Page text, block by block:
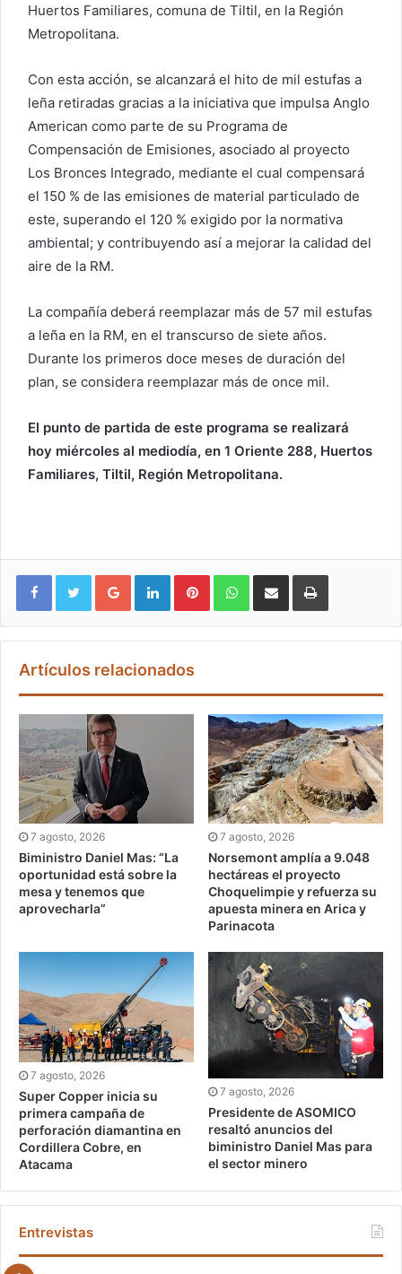
Huertos Familiares, comuna de Tiltil, en la Región
Metropolitana.
Con esta acción, se alcanzará el hito de mil estufas a
leña retiradas gracias a la iniciativa que impulsa Anglo
American como parte de su Programa de
Compensación de Emisiones, asociado al proyecto
Los Bronces Integrado, mediante el cual compensará
el 150 % de las emisiones de material particulado de
este, superando el 120 % exigido por la normativa
ambiental; y contribuyendo así a mejorar la calidad del
aire de la RM.
La compañía deberá reemplazar más de 57 mil estufas
a leña en la RM, en el transcurso de siete años.
Durante los primeros doce meses de duración del
plan, se considera reemplazar más de once mil.
El punto de partida de este programa se realizará
hoy miércoles al mediodía, en 1 Oriente 288, Huertos
Familiares, Tiltil, Región Metropolitana.
Google+ LinkedIn Pinterest WhatsApp
Artículos relacionados
7 agosto, 2026
Biministro Daniel Mas: “La
oportunidad está sobre la
mesa y tenemos que
aprovecharla”
7 agosto, 2026
Norsemont amplía a 9.048
hectáreas el proyecto
Choquelimpie y refuerza su
apuesta minera en Arica y
Parinacota
7 agosto, 2026
Super Copper inicia su
primera campaña de
perforación diamantina en
Cordillera Cobre, en
Atacama
7 agosto, 2026
Presidente de ASOMICO
resaltó anuncios del
biministro Daniel Mas para
el sector minero
Entrevistas